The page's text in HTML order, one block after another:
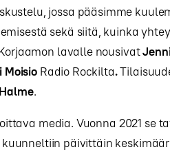
jossa pääsimme
sekä siitä, kuinka
lavalle nousivat
MoisioRadio Rockilta.
.
media. Vuonna 2021 se
päivittäin